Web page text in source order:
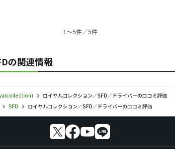
1〜5件／5件
の関連情報
ロイヤルコレクション／SFD／ドライバーの口コミ評価
SFD ロイヤルコレクション／SFD／ドライバーの口コミ評価